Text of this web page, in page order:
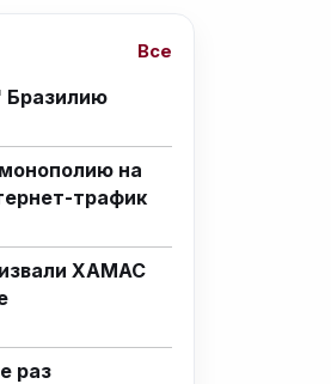
Все
Бразилию
на
трафик
ХАМАС
раз